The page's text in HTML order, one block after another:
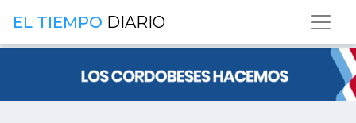
EL TIEMPO DIARIO